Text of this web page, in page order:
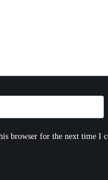
browser for the next time I